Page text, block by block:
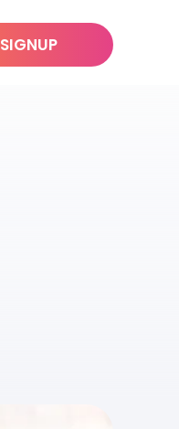
SIGNUP